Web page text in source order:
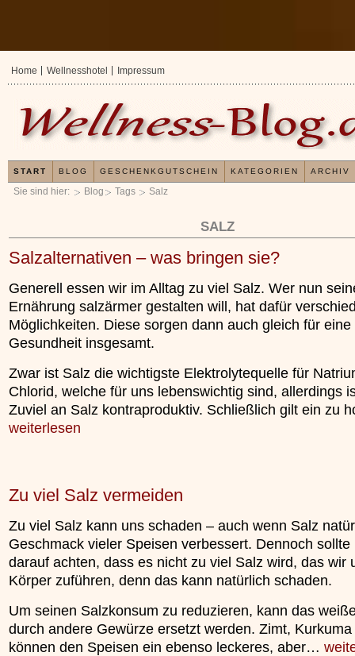
Sie sind hier: Blog Tags Salz
SALZ
Salzalternativen – was bringen sie?
Generell essen wir im Alltag zu viel Salz. Wer nun
Ernährung salzärmer gestalten will, hat dafür
Möglichkeiten. Diese sorgen dann auch gleich für
Gesundheit insgesamt.
Zwar ist Salz die wichtigste Elektrolytequelle für
Chlorid, welche für uns lebenswichtig sind, allerdings
Zuviel an Salz kontraproduktiv. Schließlich gilt ein zu
weiterlesen
Zu viel Salz vermeiden
Zu viel Salz kann uns schaden – auch wenn Salz
Geschmack vieler Speisen verbessert. Dennoch sollte
darauf achten, dass es nicht zu viel Salz wird, das wir
Körper zuführen, denn das kann natürlich schaden.
Um seinen Salzkonsum zu reduzieren, kann das
durch andere Gewürze ersetzt werden. Zimt,
können den Speisen ein ebenso leckeres, aber…
»»»
Home Wellnesshotel Impressum
START BLOG GESCHENKGUTSCHEIN KATEGORIEN ARCHIV